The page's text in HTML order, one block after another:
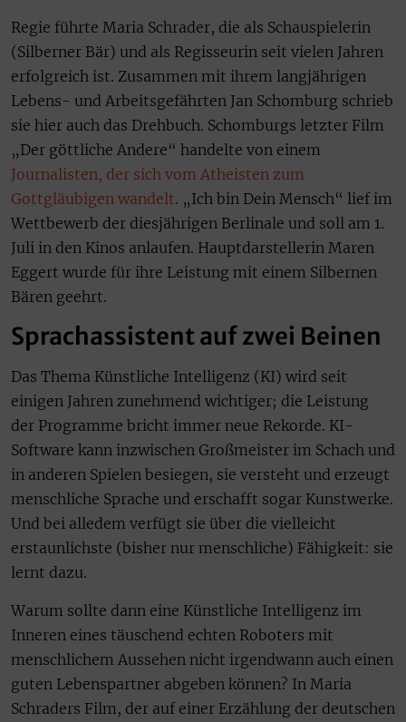
Regie führte Maria Schrader, die als Schauspielerin
(Silberner Bär) und als Regisseurin seit vielen Jahren
erfolgreich ist. Zusammen mit ihrem langjährigen
Lebens- und Arbeitsgefährten Jan Schomburg schrieb
sie hier auch das Drehbuch. Schomburgs letzter Film
„Der göttliche Andere“ handelte von einem
Journalisten, der sich vom Atheisten zum
Gottgläubigen wandelt. „Ich bin Dein Mensch“ lief im
Wettbewerb der diesjährigen Berlinale und soll am 1.
Juli in den Kinos anlaufen. Hauptdarstellerin Maren
Eggert wurde für ihre Leistung mit einem Silbernen
Bären geehrt.
Sprachassistent auf zwei Beinen
Das Thema Künstliche Intelligenz (KI) wird seit
einigen Jahren zunehmend wichtiger; die Leistung
der Programme bricht immer neue Rekorde. KI-
Software kann inzwischen Großmeister im Schach und
in anderen Spielen besiegen, sie versteht und erzeugt
menschliche Sprache und erschafft sogar Kunstwerke.
Und bei alledem verfügt sie über die vielleicht
erstaunlichste (bisher nur menschliche) Fähigkeit: sie
lernt dazu.
Warum sollte dann eine Künstliche Intelligenz im
Inneren eines täuschend echten Roboters mit
menschlichem Aussehen nicht irgendwann auch einen
guten Lebenspartner abgeben können? In Maria
Schraders Film, der auf einer Erzählung der deutschen